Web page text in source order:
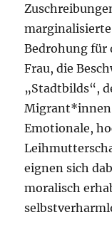
Bedrohung für
Frau, die
„Stadtbilds“,
Emotionale,
eignen sich
moralisch